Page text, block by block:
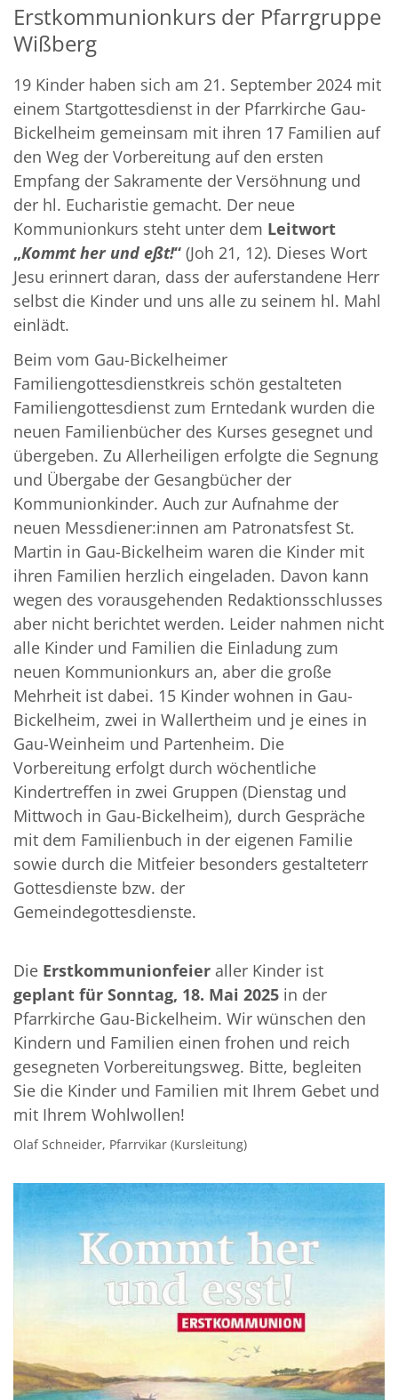
Erstkommunionkurs der Pfarrgruppe
Wißberg
19 Kinder haben sich am 21. September 2024 mit
einem Startgottesdienst in der Pfarrkirche Gau-
Bickelheim gemeinsam mit ihren 17 Familien auf
den Weg der Vorbereitung auf den ersten
Empfang der Sakramente der Versöhnung und
der hl. Eucharistie gemacht. Der neue
Kommunionkurs steht unter dem Leitwort
„Kommt her und eßt!“ (Joh 21, 12). Dieses Wort
Jesu erinnert daran, dass der auferstandene Herr
selbst die Kinder und uns alle zu seinem hl. Mahl
einlädt.
Beim vom Gau-Bickelheimer
Familiengottesdienstkreis schön gestalteten
Familiengottesdienst zum Erntedank wurden die
neuen Familienbücher des Kurses gesegnet und
übergeben. Zu Allerheiligen erfolgte die Segnung
und Übergabe der Gesangbücher der
Kommunionkinder. Auch zur Aufnahme der
neuen Messdiener:innen am Patronatsfest St.
Martin in Gau-Bickelheim waren die Kinder mit
ihren Familien herzlich eingeladen. Davon kann
wegen des vorausgehenden Redaktionsschlusses
aber nicht berichtet werden. Leider nahmen nicht
alle Kinder und Familien die Einladung zum
neuen Kommunionkurs an, aber die große
Mehrheit ist dabei. 15 Kinder wohnen in Gau-
Bickelheim, zwei in Wallertheim und je eines in
Gau-Weinheim und Partenheim. Die
Vorbereitung erfolgt durch wöchentliche
Kindertreffen in zwei Gruppen (Dienstag und
Mittwoch in Gau-Bickelheim), durch Gespräche
mit dem Familienbuch in der eigenen Familie
sowie durch die Mitfeier besonders gestalteterr
Gottesdienste bzw. der
Gemeindegottesdienste.
Die Erstkommunionfeier aller Kinder ist
geplant für Sonntag, 18. Mai 2025 in der
Pfarrkirche Gau-Bickelheim. Wir wünschen den
Kindern und Familien einen frohen und reich
gesegneten Vorbereitungsweg. Bitte, begleiten
Sie die Kinder und Familien mit Ihrem Gebet und
mit Ihrem Wohlwollen!
Olaf Schneider, Pfarrvikar (Kursleitung)